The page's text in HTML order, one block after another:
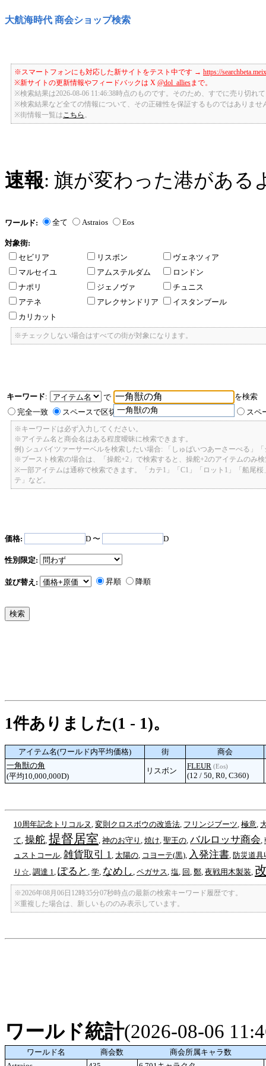
大航海時代 商会ショップ検索
※スマートフォンにも対応した新サイトをテスト中です → https://
※新サイトの更新情報やフィードバックは X @dol_alliesまで。
※検索結果は2026-08-06 11:46:38時点のものです。そのため、すでに売り切れ
※検索結果など全ての情報について、その正確性を保証するものではありませ
※街情報一覧は こちら
速報: 旗が変わった港がある
ワールド: 全て Astraios Eos
対象街:
セビリア
リスボン
ヴェネツィア
マルセイユ
アムステルダム
ロンドン
ナポリ
ジェノヴァ
チュニス
アテネ
アレクサンドリア
イスタンブール
カリカット
※チェックしない場合はすべての街が対象になります。
キーワード:
で
一角獣の角
を検索
完全一致
スペースで区切ったキーワードのいずれかを含む スペ
※キーワードは必ず入力してください。
※アイテム名と商会名はある程度曖昧に検索できます。
例) シュバイツァーサーベルを検索したい場合: 「しゅばいつあーさーべる」
※ブースト検索の場合は、「操舵+2」で検索すると、操舵+2のアイテムのみ
※一部アイテムは通称で検索できます。「カテ1」「C1」「ロット1」「船尾
テ」など。
価格: D 〜 D
性別限定:
並び替え: 昇順 降順
1件ありました(1 - 1)。
アイテム名(ワールド内平均価格) 街
商会
一角獣の角
(平均10,000,000D)
リスボン
FLEUR (Eos)
(12 / 50, R0, C360)
10周年記念トリコルヌ 変則クロスボウの改造法 フリンジブーツ 極意
て 操舵 提督居室 神のお守り 焼け 聖王の バルロッサ商会
ュストコール 雑貨取引 1 太陽の コヨーテ(黒) 入発注書 防災道具
り☆ 調達 1 ぽると 学 なめし ペガサス 塩 回 鄭 夜戦用木製装
※2026年08月06日12時35分07秒時点の最新の検索キーワード履歴です。
※重複した場合は、新しいもののみ表示しています。
ワールド統計(2026-08-06
ワールド名 商会数
商会所属キャラ数